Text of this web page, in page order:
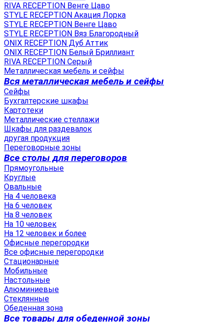
RIVA RECEPTION Венге Цаво
STYLE RECEPTION Акация Лорка
STYLE RECEPTION Венге Цаво
STYLE RECEPTION Вяз Благородный
ONIX RECEPTION Дуб Аттик
ONIX RECEPTION Белый Бриллиант
RIVA RECEPTION Серый
Металлическая мебель и сейфы
Вся металлическая мебель и сейфы
Сейфы
Бухгалтерские шкафы
Картотеки
Металлические стеллажи
Шкафы для раздевалок
другая продукция
Переговорные зоны
Все столы для переговоров
Прямоугольные
Круглые
Овальные
На 4 человека
На 6 человек
На 8 человек
На 10 человек
На 12 человек и более
Офисные перегородки
Все офисные перегородки
Стационарные
Мобильные
Настольные
Алюминиевые
Стеклянные
Обеденная зона
Все товары для обеденной зоны